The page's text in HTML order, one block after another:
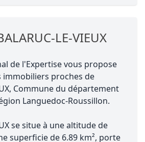
LE-VIEUX
de l'Expertise vous propose
immobiliers proches de
Commune du département
Languedoc-Roussillon.
se situe à une altitude de
superficie de 6.89 km², porte